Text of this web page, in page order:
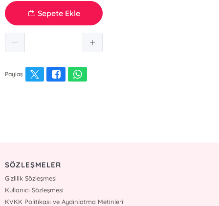
Sepete Ekle
Paylaş
SÖZLEŞMELER
Gizlilik Sözleşmesi
Kullanıcı Sözleşmesi
KVKK Politikası ve Aydınlatma Metinleri